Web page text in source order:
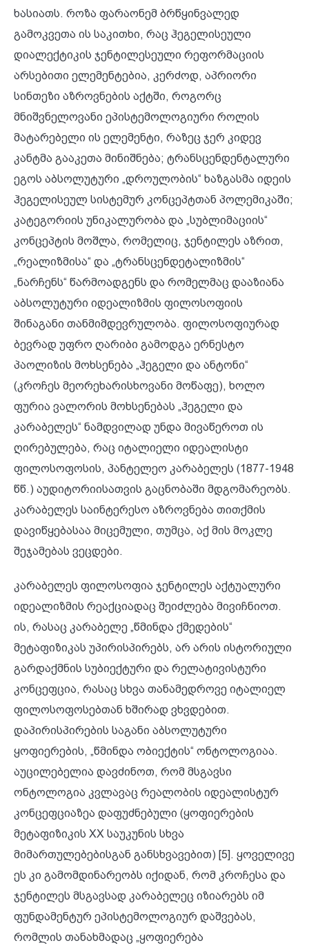
ხასიათს. როზა ფარაონემ ბრწყინვალედ
გამოკვეთა ის საკითხი, რაც ჰეგელისეული
დიალექტიკის ჯენტილესეული რეფორმაციის
არსებითი ელემენტებია, კერძოდ, აპრიორი
სინთეზი აზროვნების აქტში, როგორც
მნიშვნელოვანი ეპისტემოლოგიური როლის
მატარებელი ის ელემენტი, რაზეც ჯერ კიდევ
კანტმა გააკეთა მინიშნება; ტრანსცენდენტალური
ეგოს აბსოლუტური „დროულობის“ ხაზგასმა იდეის
ჰეგელისეულ სისტემურ კონცეპტთან პოლემიკაში;
კატეგორიის უნიკალურობა და „სუბლიმაციის“
კონცეპტის მოშლა, რომელიც, ჯენტილეს აზრით,
„რეალიზმისა“ და „ტრანსცენდეტალიზმის“
„ნარჩენს“ წარმოადგენს და რომელმაც დააზიანა
აბსოლუტური იდეალიზმის ფილოსოფიის
შინაგანი თანმიმდევრულობა. ფილოსოფიურად
ბევრად უფრო ღარიბი გამოდგა ერნესტო
პაოლიზის მოხსენება „ჰეგელი და ანტონი“
(კროჩეს მეორეხარისხოვანი მოწაფე), ხოლო
ფურია ვალორის მოხსენებას „ჰეგელი და
კარაბელეს“ ნამდვილად უნდა მივაწეროთ ის
ღირებულება, რაც იტალიელი იდეალისტი
ფილოსოფოსის, პანტელეო კარაბელეს (1877-1948
წწ.) აუდიტორიისათვის გაცნობაში მდგომარეობს.
კარაბელეს საინტერესო აზროვნება თითქმის
დავიწყებასაა მიცემული, თუმცა, აქ მის მოკლე
შეჯამებას ვეცდები.
კარაბელეს ფილოსოფია ჯენტილეს აქტუალური
იდეალიზმის რეაქციადაც შეიძლება მივიჩნიოთ.
ის, რასაც კარაბელე „წმინდა ქმედების“
მეტაფიზიკას უპირისპირებს, არ არის ისტორიული
გარდაქმნის სუბიექტური და რელატივისტური
კონცეფცია, რასაც სხვა თანამედროვე იტალიელ
ფილოსოფოსებთან ხშირად ვხვდებით.
დაპირისპირების საგანი აბსოლუტური
ყოფიერების, „წმინდა ობიექტის“ ონტოლოგიაა.
აუცილებელია დავძინოთ, რომ მსგავსი
ონტოლოგია კვლავაც რეალობის იდეალისტურ
კონცეფციაზეა დაფუძნებული (ყოფიერების
მეტაფიზიკის XX საუკუნის სხვა
მიმართულებებისგან განსხვავებით) [5]. ყოველივე
ეს კი გამომდინარეობს იქიდან, რომ კროჩესა და
ჯენტილეს მსგავსად კარაბელეც იზიარებს იმ
ფუნდამენტურ ეპისტემოლოგიურ დაშვებას,
რომლის თანახმადაც „ყოფიერება